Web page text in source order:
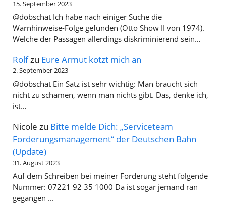
15. September 2023
@dobschat Ich habe nach einiger Suche die
Warnhinweise-Folge gefunden (Otto Show II von 1974).
Welche der Passagen allerdings diskriminierend sein…
Rolfzu Eure Armut kotzt mich an
2. September 2023
@dobschat Ein Satz ist sehr wichtig: Man braucht sich
nicht zu schämen, wenn man nichts gibt. Das, denke ich,
ist…
Nicole zu Bitte melde Dich: „Serviceteam
Forderungsmanagement“ der Deutschen Bahn
(Update)
31. August 2023
Auf dem Schreiben bei meiner Forderung steht folgende
Nummer: 07221 92 35 1000 Da ist sogar jemand ran
gegangen ...